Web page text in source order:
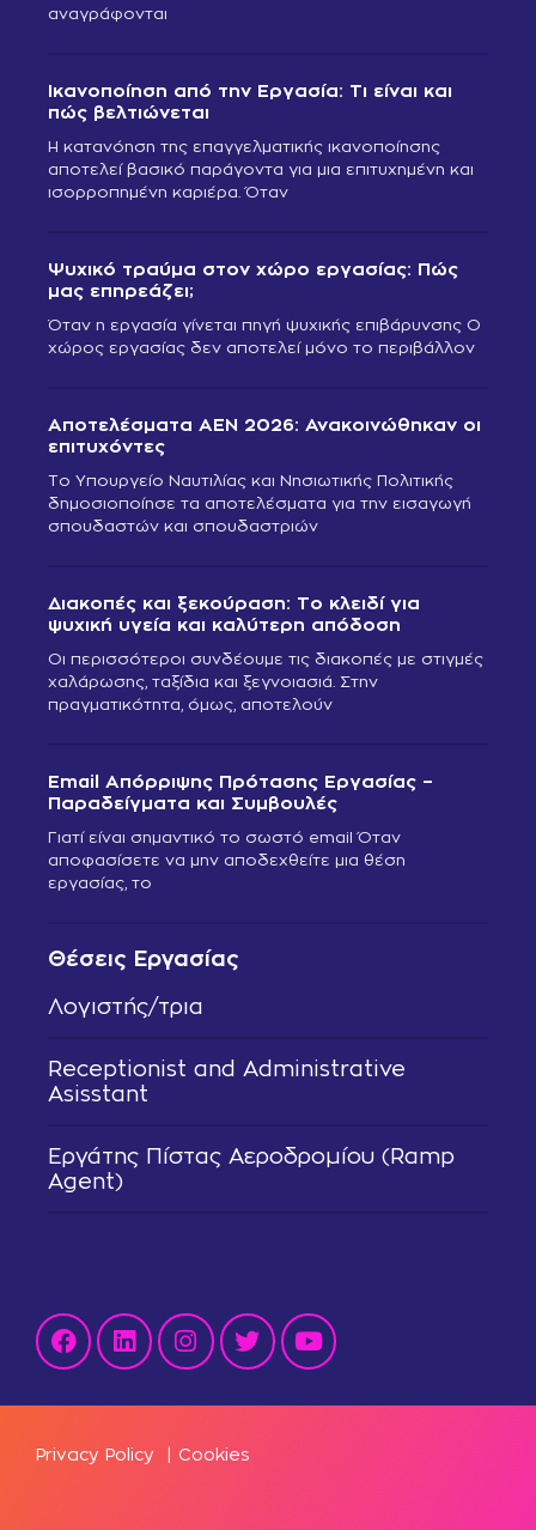
Θέσεις Εργασίας
Λογιστής/τρια
Receptionist and Administrative
Asisstant
Εργάτης Πίστας Αεροδρομίου (Ramp
Agent)
αναγράφονται
Ικανοποίηση από την Εργασία: Τι είναι και
πώς βελτιώνεται
Η κατανόηση της επαγγελματικής ικανοποίησης
αποτελεί βασικό παράγοντα για μια επιτυχημένη και
ισορροπημένη καριέρα. Όταν
Ψυχικό τραύμα στον χώρο εργασίας: Πώς
μας επηρεάζει;
Όταν η εργασία γίνεται πηγή ψυχικής επιβάρυνσης Ο
χώρος εργασίας δεν αποτελεί μόνο το περιβάλλον
Αποτελέσματα ΑΕΝ 2026: Ανακοινώθηκαν οι
επιτυχόντες
Το Υπουργείο Ναυτιλίας και Νησιωτικής Πολιτικής
δημοσιοποίησε τα αποτελέσματα για την εισαγωγή
σπουδαστών και σπουδαστριών
Διακοπές και ξεκούραση: Το κλειδί για
ψυχική υγεία και καλύτερη απόδοση
Οι περισσότεροι συνδέουμε τις διακοπές με στιγμές
χαλάρωσης, ταξίδια και ξεγνοιασιά. Στην
πραγματικότητα, όμως, αποτελούν
Email Απόρριψης Πρότασης Εργασίας –
Παραδείγματα και Συμβουλές
Γιατί είναι σημαντικό το σωστό email Όταν
αποφασίσετε να μην αποδεχθείτε μια θέση
εργασίας, το
Privacy Policy | Cookies